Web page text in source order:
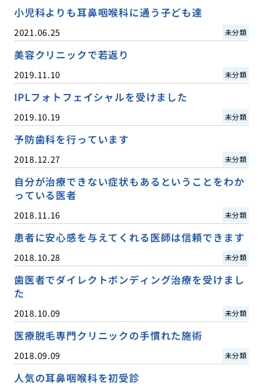
小児科よりも耳鼻咽喉科に通う子ども達
2021.06.25 未分類
美容クリニックで若返り
2019.11.10 未分類
IPLフォトフェイシャルを受けました
2019.10.19 未分類
予防歯科を行っています
2018.12.27 未分類
自分が治療できない症状もあるということをわか
っている医者
2018.11.16 未分類
患者に安心感を与えてくれる医師は信頼できます
2018.10.28 未分類
歯医者でダイレクトボンディング治療を受けまし
た
2018.10.09 未分類
医療脱毛専門クリニックの手慣れた施術
2018.09.09 未分類
人気の耳鼻咽喉科を初受診